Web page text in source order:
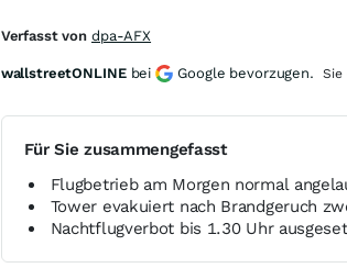
Für Sie zusammengefasst
Flugbetrieb am Morgen normal
Tower evakuiert nach Brandgeruch
Nachtflugverbot bis 1.30 Uhr
Verfasst von dpa-AFX
wallstreetONLINE bei Google bevorzugen. Sie